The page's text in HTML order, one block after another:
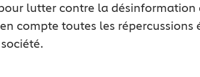
lutter contre la désinformation
compte toutes les